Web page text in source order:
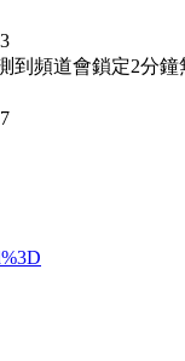
到頻道會鎖定2分鐘